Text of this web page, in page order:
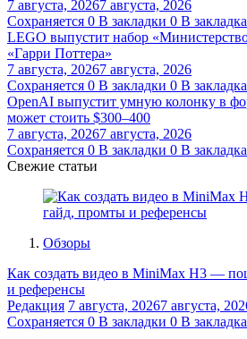
7 августа, 20267 августа, 2026
Сохраняется 0 В закладки 0 В
LEGO выпустит набор
«Гарри Поттера»
7 августа, 20267 августа, 2026
Сохраняется 0 В закладки 0 В
OpenAI выпустит умную колонку в
может стоить $300–400
7 августа, 20267 августа, 2026
Сохраняется 0 В закладки 0 В
Свежие статьи
Обзоры
Как создать видео в MiniMax H3 —
и референсы
Редакция 7 августа, 20267 августа,
Сохраняется 0 В закладки 0 В